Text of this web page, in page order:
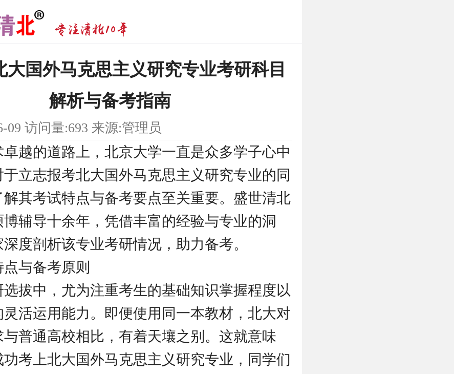
大国外马克思主义研究专业考研科目
解析与备考指南
09 访问量:693 来源:管理员
越的道路上，北京大学一直是众多学子心中
立志报考北大国外马克思主义研究专业的同
解其考试特点与备考要点至关重要。盛世清北
辅导十余年，凭借丰富的经验与专业的洞
度剖析该专业考研情况，助力备考。
与备考原则
拔中，尤为注重考生的基础知识掌握程度以
灵活运用能力。即便使用同一本教材，北大对
普通高校相比，有着天壤之别。这就意味
考上北大国外马克思主义研究专业，同学们